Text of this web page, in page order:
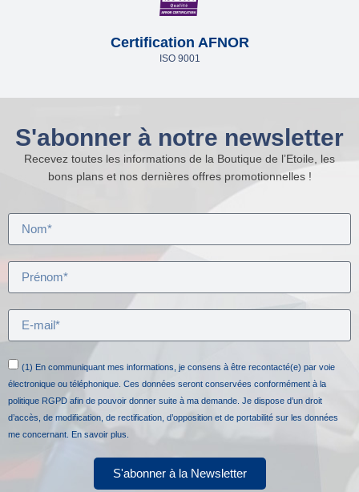
Certification AFNOR
ISO 9001
S'abonner à notre newsletter
Recevez toutes les informations de la Boutique de l’Etoile, les
bons plans et nos dernières offres promotionnelles !
(1) En communiquant mes informations, je consens à être recontacté(e) par voie
électronique ou téléphonique. Ces données seront conservées conformément à la
politique RGPD afin de pouvoir donner suite à ma demande. Je dispose d’un droit
d’accès, de modification, de rectification, d’opposition et de portabilité sur les données
me concernant. En savoir plus.
S'abonner à la Newsletter